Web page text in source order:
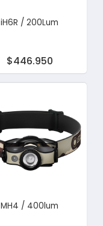
iH6R / 200Lum
$446.950
MH4 / 400lum